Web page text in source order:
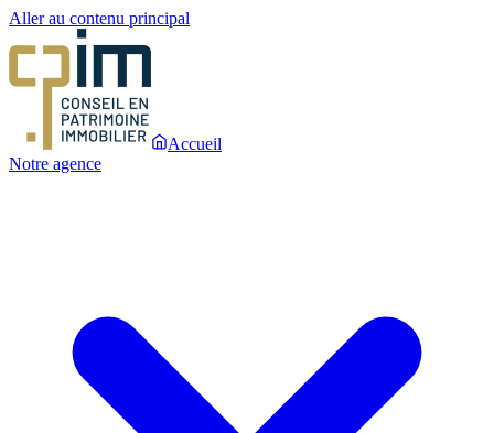
Aller au contenu principal
Accueil
Notre agence